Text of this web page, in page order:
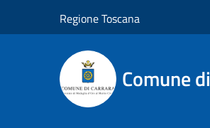
Regione Toscana
Comune